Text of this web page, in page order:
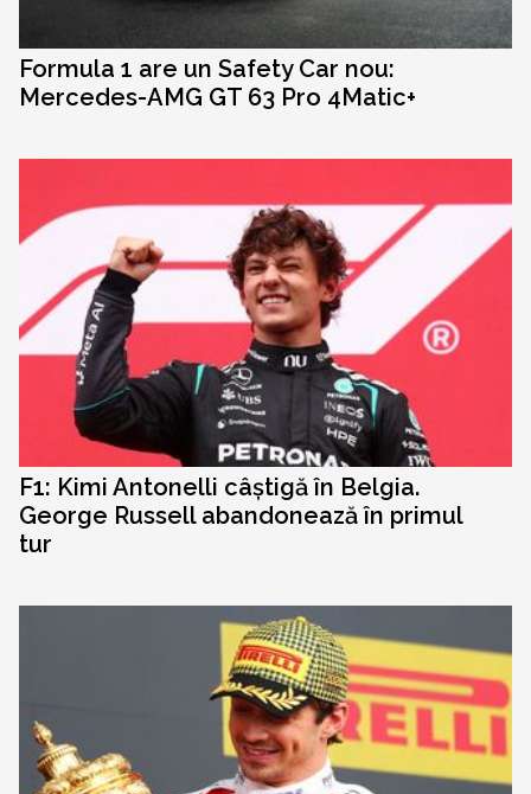
Formula 1 are un Safety Car nou:
Mercedes-AMG GT 63 Pro 4Matic+
F1: Kimi Antonelli câștigă în Belgia.
George Russell abandonează în primul
tur